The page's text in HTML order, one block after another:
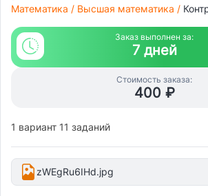
Математика / Высшая математика /
Заказ выполнен за:
7 дней
Стоимость заказа:
400 ₽
1 вариант 11 заданий
zWEgRu6IHd.jpg